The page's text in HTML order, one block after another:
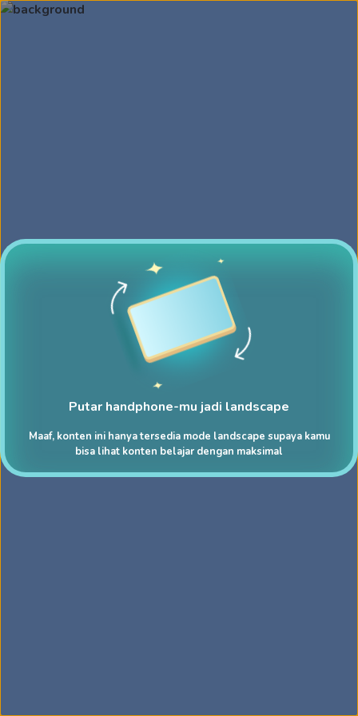
Putar handphone-mu jadi landscape
Maaf, konten ini hanya tersedia mode landscape supaya kamu
bisa lihat konten belajar dengan maksimal